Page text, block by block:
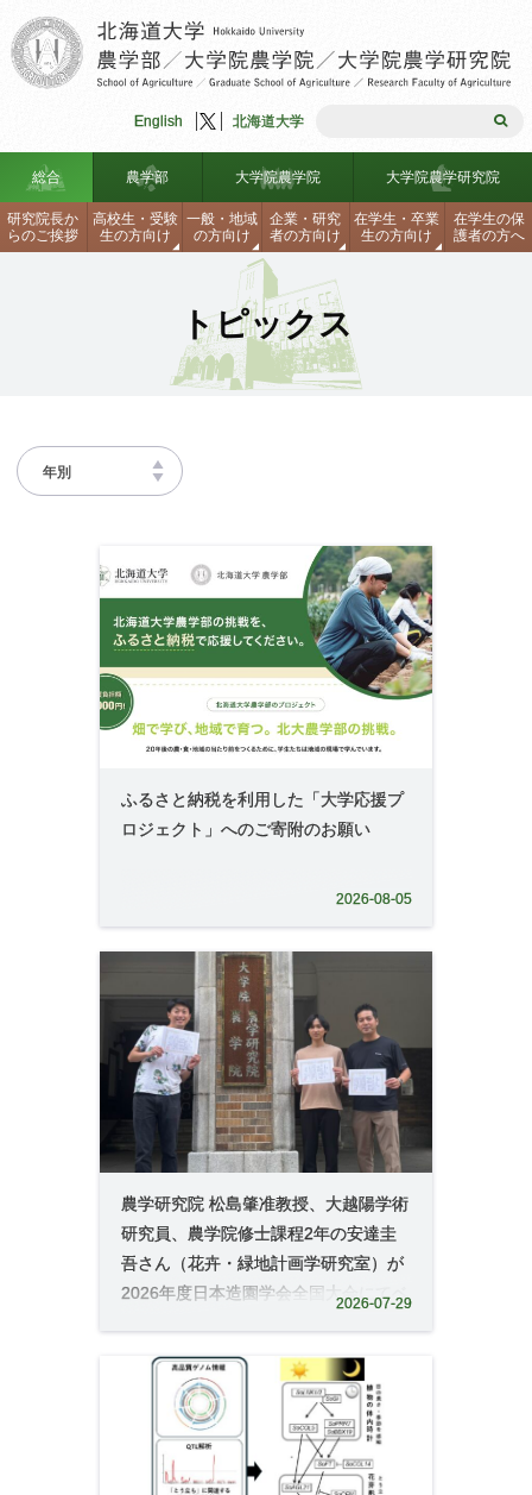
English 北海道大学
総合 農学部 大学院農学院 大学院農学研究院
研究院長か
らのご挨拶
高校生 ・ 受験
生の方向け
一般 ・地域
の方向け
企業 ・研究
者の方向け
在学生 ・卒業
生の方向け
在学生の保
護者の方へ
大学院入試
見学・説明会・資料請求・刊行
研究院長からのご挨拶
学生生活支援
免許・資格
教員一覧
お問合せ・アクセス
理念・組織図
大学院入試
研究生・聴講生・科目等履修生 連携協定
物
学部、大学院データテーブル
お問合せ・アクセス
採用情報（教員以外）
沿革
教員一覧
学部、大学院データテーブル
教員公募情報
海外留学制度
農学部安全ハンドブック 研究生・聴講生・科目等履修生
各種手続き、証明書の請求方法 関連センター・施設・リンク
お問合せ・アクセス
トピックス
ふるさと納税を利用した「大学応援プ
ロジェクト」へのご寄附のお願い
2026-08-05
農学研究院 松島肇准教授、大越陽学術
研究員、農学院修士課程2年の安達圭
吾さん（花卉・緑地計画学研究室）が
2026年度日本造園学会全国大会にてベ
2026-07-29